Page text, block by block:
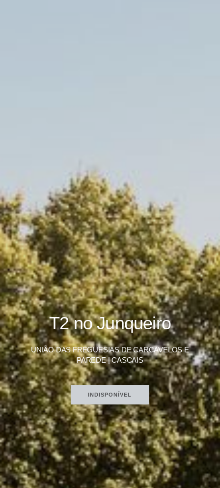
T2 no Junqueiro
UNIÃO DAS FREGUESIAS DE CARCAVELOS E
PAREDE | CASCAIS
INDISPONÍVEL